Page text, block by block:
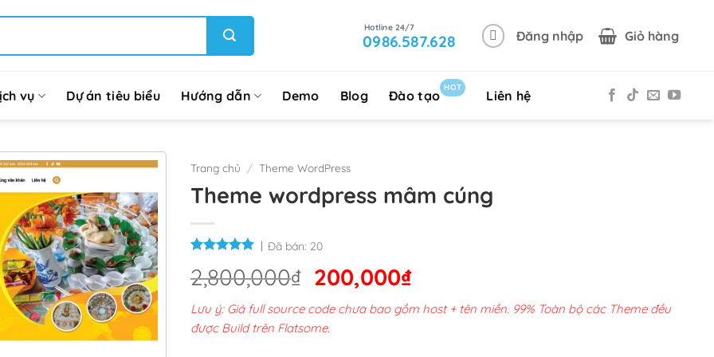
0986.587.628 Đăng nhập Giỏ hàng
vụ Dự án tiêu biểu Hướng dẫn Demo Blog Đào tạo
HOT
Liên hệ
Trang chủ / Theme WordPress
Theme wordpress mâm cúng
Đã bán: 20
2,800,000₫ Giá
gốc
là:
200,000₫Giá
hiện
tại
Lưu ý: Giá full source code chưa bao gồm host + tên miền. 99% Toàn bộ các Theme đều
được Build trên Flatsome.